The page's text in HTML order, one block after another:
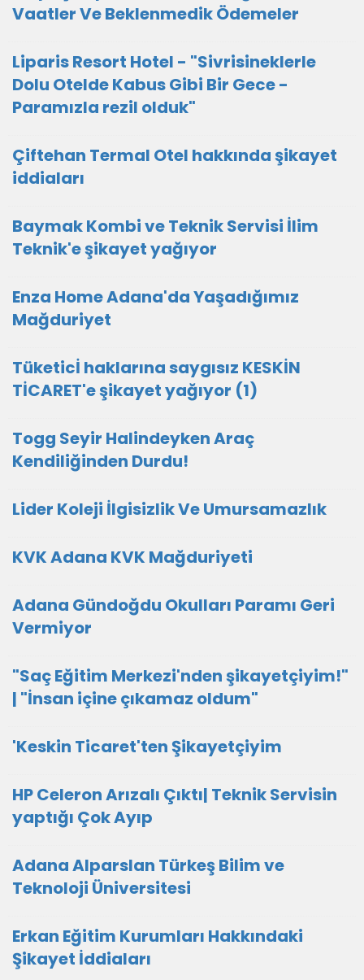
Vaatler Ve Beklenmedik Ödemeler
Liparis Resort Hotel - "Sivrisineklerle
Dolu Otelde Kabus Gibi Bir Gece -
Paramızla rezil olduk"
Çiftehan Termal Otel hakkında şikayet
iddiaları
Baymak Kombi ve Teknik Servisi İlim
Teknik'e şikayet yağıyor
Enza Home Adana'da Yaşadığımız
Mağduriyet
Tüketicİ haklarına saygısız KESKİN
TİCARET'e şikayet yağıyor (1)
Togg Seyir Halindeyken Araç
Kendiliğinden Durdu!
Lider Koleji İlgisizlik Ve Umursamazlık
KVK Adana KVK Mağduriyeti
Adana Gündoğdu Okulları Paramı Geri
Vermiyor
"Saç Eğitim Merkezi'nden şikayetçiyim!"
| "İnsan içine çıkamaz oldum"
'Keskin Ticaret'ten Şikayetçiyim
HP Celeron Arızalı Çıktı| Teknik Servisin
yaptığı Çok Ayıp
Adana Alparslan Türkeş Bilim ve
Teknoloji Üniversitesi
Erkan Eğitim Kurumları Hakkındaki
Şikayet İddiaları